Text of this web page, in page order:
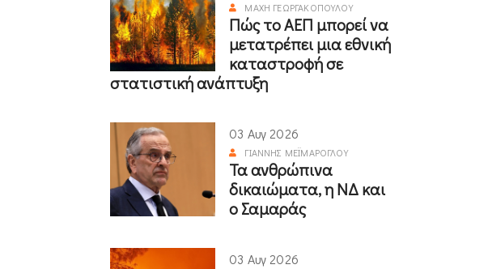
ΜΆΧΗ ΓΕΩΡΓΑΚΟΠΟΎΛΟΥ
Πώς το ΑΕΠ μπορεί να
μετατρέπει μια εθνική
καταστροφή σε
στατιστική ανάπτυξη
03 Αυγ 2026
ΓΙΆΝΝΗΣ ΜΕΪΜΆΡΟΓΛΟΥ
Τα ανθρώπινα
δικαιώματα, η ΝΔ και
ο Σαμαράς
03 Αυγ 2026